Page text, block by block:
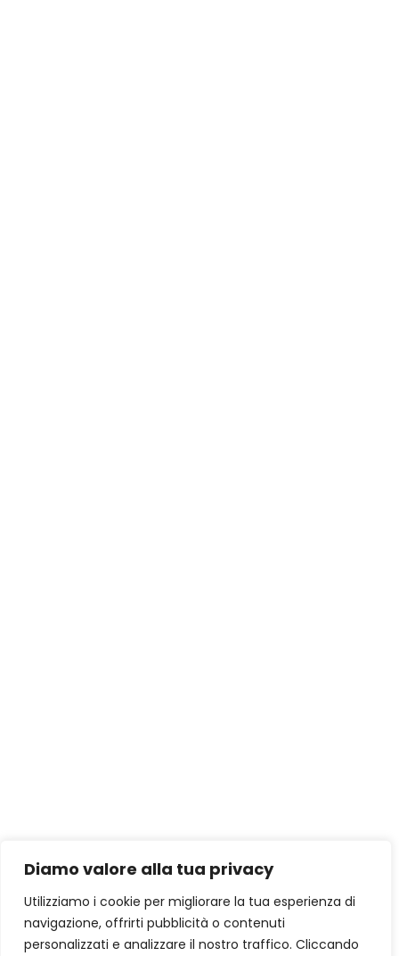
Diamo valore alla tua privacy
Utilizziamo i cookie per migliorare la tua esperienza di
navigazione, offrirti pubblicità o contenuti
personalizzati e analizzare il nostro traffico. Cliccando